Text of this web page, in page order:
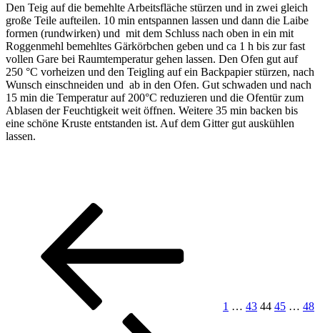
Den Teig auf die bemehlte Arbeitsfläche stürzen und in zwei gleich
große Teile aufteilen. 10 min entspannen lassen und dann die Laibe
formen (rundwirken) und mit dem Schluss nach oben in ein mit
Roggenmehl bemehltes Gärkörbchen geben und ca 1 h bis zur fast
vollen Gare bei Raumtemperatur gehen lassen. Den Ofen gut auf
250 °C vorheizen und den Teigling auf ein Backpapier stürzen, nach
Wunsch einschneiden und ab in den Ofen. Gut schwaden und nach
15 min die Temperatur auf 200°C reduzieren und die Ofentür zum
Ablasen der Feuchtigkeit weit öffnen. Weitere 35 min backen bis
eine schöne Kruste entstanden ist. Auf dem Gitter gut auskühlen
lassen.
Seitennummerierung
Beiträge
1 … 43 44 45 … 48